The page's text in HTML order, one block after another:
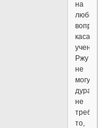
на
Ржу
не
могу,
дураку
не
то,